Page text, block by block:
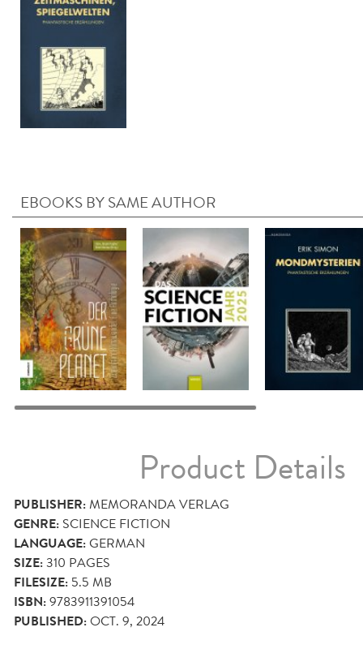
EBOOKS BY SAME AUTHOR
Product Details
PUBLISHER:MEMORANDA VERLAG
GENRE: SCIENCE FICTION
LANGUAGE:GERMAN
SIZE:310 PAGES
FILESIZE: 5.5 MB
ISBN:9783911391054
PUBLISHED:OCT. 9, 2024